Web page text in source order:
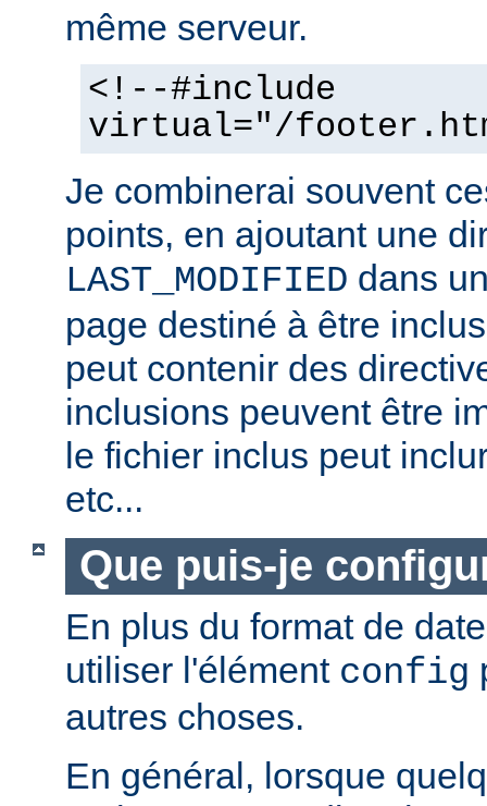
même serveur.
<!--#include
virtual="/
Je combinerai souvent
points, en ajoutant une
LAST_MODIFIED dans
page destiné à être
peut contenir des
inclusions peuvent être
le fichier inclus peut
etc...
Que puis-je
En plus du format de
utiliser l'élément config
autres choses.
En général, lorsque